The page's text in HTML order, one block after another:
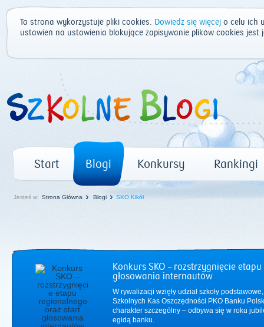
Ta strona wykorzystuje pliki cookies. Dowiedz się więcej o celu ich
ustawień na ustawienia blokujące zapisywanie plików cookies
Start Blogi Konkursy Rankingi
Jesteś w: Strona Główna Blogi SKO Kikół
Konkurs SKO – rozstrzygnięcie
głosowania internautów
W rywalizacji wzięły udział szkoły
Szkolnych Kas Oszczędności PKO Banku
charakter szczególny – odbywa się w roku
egidą banku.